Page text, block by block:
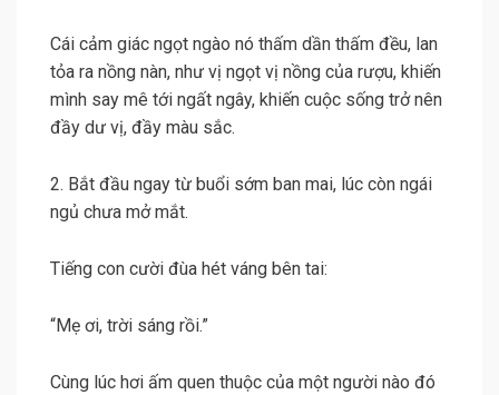
Cái cảm giác ngọt ngào nó thấm dần thấm đều, lan
tỏa ra nồng nàn, như vị ngọt vị nồng của rượu, khiến
mình say mê tới ngất ngây, khiến cuộc sống trở nên
đầy dư vị, đầy màu sắc.
2. Bắt đầu ngay từ buổi sớm ban mai, lúc còn ngái
ngủ chưa mở mắt.
Tiếng con cười đùa hét váng bên tai:
“Mẹ ơi, trời sáng rồi.”
Cùng lúc hơi ấm quen thuộc của một người nào đó